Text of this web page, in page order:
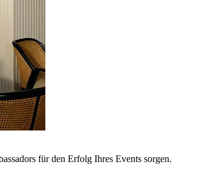
für den Erfolg Ihres Events sorgen.